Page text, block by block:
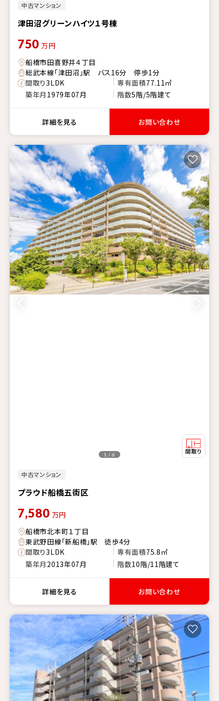
中古マンション
津田沼グリーンハイツ１号棟
750 万円
船橋市田喜野井４丁目
総武本線「津田沼」駅 バス16分 停歩1分
間取り3LDK 専有面積77.11㎡
築年月 1979年07月 階数5階/5階建て
詳細を見る お問い合わせ
中古マンション
プラウド船橋五街区
1 / 6
7,580 万円
船橋市北本町１丁目
東武野田線「新船橋」駅 徒歩4分
間取り3LDK 専有面積75.8㎡
築年月 2013年07月 階数10階/11階建て
詳細を見る お問い合わせ